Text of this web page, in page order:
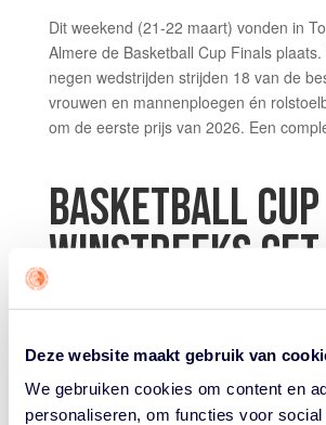
Deze website maakt gebruik van
We gebruiken cookies om content en
personaliseren, om functies voor
Dit weekend (21-22 maart) vonden in
Almere de Basketball Cup Finals
negen wedstrijden strijden 18 van de
vrouwen en mannenploegen én
om de eerste prijs van 2026. Een
BASKETBALL
WINSTREEKS GET
UNITED HET
SLOT GEVEN
doorTiel van den Heuvel |Mar 20, 2026
Cup